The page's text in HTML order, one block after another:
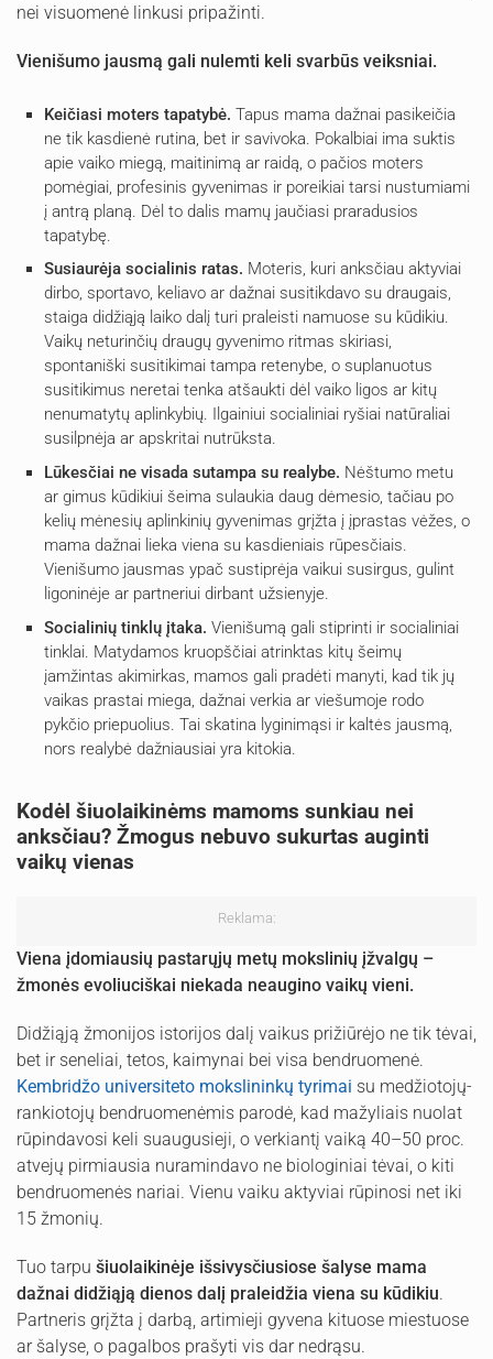
nei visuomenė linkusi pripažinti.
Vienišumo jausmą gali nulemti keli svarbūs veiksniai.
Keičiasi moters tapatybė. Tapus mama dažnai pasikeičia
ne tik kasdienė rutina, bet ir savivoka. Pokalbiai ima suktis
apie vaiko miegą, maitinimą ar raidą, o pačios moters
pomėgiai, profesinis gyvenimas ir poreikiai tarsi nustumiami
į antrą planą. Dėl to dalis mamų jaučiasi praradusios
tapatybę.
Susiaurėja socialinis ratas. Moteris, kuri anksčiau aktyviai
dirbo, sportavo, keliavo ar dažnai susitikdavo su draugais,
staiga didžiąją laiko dalį turi praleisti namuose su kūdikiu.
Vaikų neturinčių draugų gyvenimo ritmas skiriasi,
spontaniški susitikimai tampa retenybe, o suplanuotus
susitikimus neretai tenka atšaukti dėl vaiko ligos ar kitų
nenumatytų aplinkybių. Ilgainiui socialiniai ryšiai natūraliai
susilpnėja ar apskritai nutrūksta.
Lūkesčiai ne visada sutampa su realybe. Nėštumo metu
ar gimus kūdikiui šeima sulaukia daug dėmesio, tačiau po
kelių mėnesių aplinkinių gyvenimas grįžta į įprastas vėžes, o
mama dažnai lieka viena su kasdieniais rūpesčiais.
Vienišumo jausmas ypač sustiprėja vaikui susirgus, gulint
ligoninėje ar partneriui dirbant užsienyje.
Socialinių tinklų įtaka. Vienišumą gali stiprinti ir socialiniai
tinklai. Matydamos kruopščiai atrinktas kitų šeimų
įamžintas akimirkas, mamos gali pradėti manyti, kad tik jų
vaikas prastai miega, dažnai verkia ar viešumoje rodo
pykčio priepuolius. Tai skatina lyginimąsi ir kaltės jausmą,
nors realybė dažniausiai yra kitokia.
Kodėl šiuolaikinėms mamoms sunkiau nei
anksčiau? Žmogus nebuvo sukurtas auginti
vaikų vienas
Reklama:
Viena įdomiausių pastarųjų metų mokslinių įžvalgų –
žmonės evoliuciškai niekada neaugino vaikų vieni.
Didžiąją žmonijos istorijos dalį vaikus prižiūrėjo ne tik tėvai,
bet ir seneliai, tetos, kaimynai bei visa bendruomenė.
Kembridžo universiteto mokslininkų tyrimai su medžiotojų-
rankiotojų bendruomenėmis parodė, kad mažyliais nuolat
rūpindavosi keli suaugusieji, o verkiantį vaiką 40–50 proc.
atvejų pirmiausia nuramindavo ne biologiniai tėvai, o kiti
bendruomenės nariai. Vienu vaiku aktyviai rūpinosi net iki
15 žmonių.
Tuo tarpu šiuolaikinėje išsivysčiusiose šalyse mama
dažnai didžiąją dienos dalį praleidžia viena su kūdikiu.
Partneris grįžta į darbą, artimieji gyvena kituose miestuose
ar šalyse, o pagalbos prašyti vis dar nedrąsu.